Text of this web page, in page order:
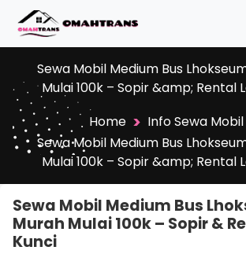
Sewa Mobil Medium Bus
Mulai 100k – Sopir &amp; Rental
Home > Info Sewa Mobil
Sewa Mobil Medium Bus
Mulai 100k – Sopir &amp; Rental
Sewa Mobil Medium Bus
Murah Mulai 100k – Sopir &
Kunci